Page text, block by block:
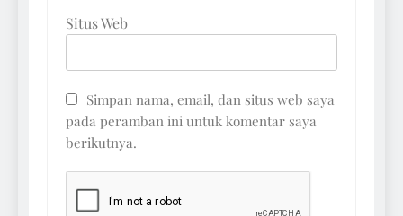
Situs Web
Simpan nama, email, dan situs web saya
pada peramban ini untuk komentar saya
berikutnya.